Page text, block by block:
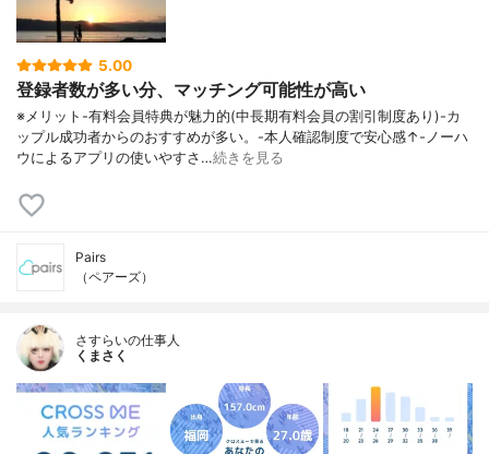
5.00
登録者数が多い分、マッチング可能性が高い
※メリット-有料会員特典が魅力的(中長期有料会員の割引制度あり)-カ
ップル成功者からのおすすめが多い。-本人確認制度で安心感↑-ノーハ
ウによるアプリの使いやすさ…続きを見る
Pairs
（ペアーズ）
さすらいの仕事人
くまさく